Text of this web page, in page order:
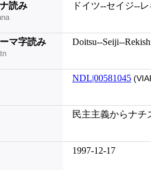
読み ドイツ--セイジ--
マ字読み Doitsu--Seiji--
NDL|00581045
民主主義からナチ
1997-12-17